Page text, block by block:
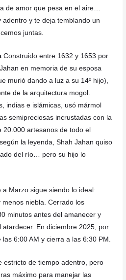
de amor que pesa en el aire…
y te deja temblando un
juntas.
Construido entre 1632 y 1653 por
en memoria de su esposa
murió dando a luz a su 14º hijo),
de la arquitectura mogol.
indias e islámicas, usó mármol
semipreciosas incrustadas con la
artesanos de todo el
la leyenda, Shah Jahan quiso
del río… pero su hijo lo
a Marzo sigue siendo lo ideal:
niebla. Cerrado los
minutos antes del amanecer y
En diciembre 2025, por
6:00 AM y cierra a las 6:30 PM.
estricto de tiempo adentro, pero
máximo para manejar las